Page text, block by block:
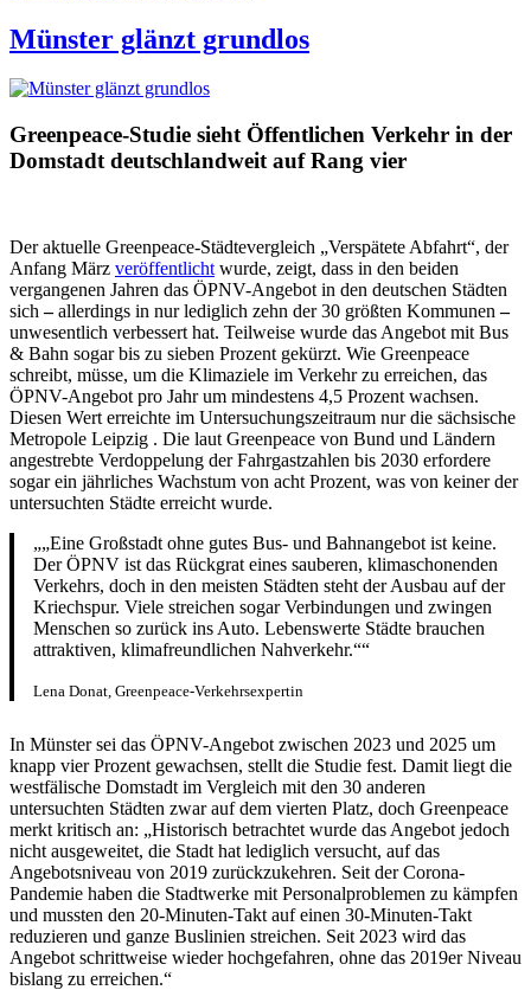
Münster glänzt grundlos
Greenpeace-Studie sieht Öffentlichen Verkehr in der
Domstadt deutschlandweit auf Rang vier
Der aktuelle Greenpeace-Städtevergleich „Verspätete Abfahrt“, der
Anfang März veröffentlicht wurde, zeigt, dass in den beiden
vergangenen Jahren das ÖPNV-Angebot in den deutschen Städten
sich–allerdings in nur lediglich zehn der 30 größten Kommunen–
unwesentlich verbessert hat. Teilweise wurde das Angebot mit Bus
& Bahn sogar bis zu sieben Prozent gekürzt. Wie Greenpeace
schreibt, müsse, um die Klimaziele im Verkehr zu erreichen, das
ÖPNV-Angebot pro Jahr um mindestens 4,5 Prozent wachsen.
Diesen Wert erreichte im Untersuchungszeitraum nur die sächsische
Metropole Leipzig . Die laut Greenpeace von Bund und Ländern
angestrebte Verdoppelung der Fahrgastzahlen bis 2030 erfordere
sogar ein jährliches Wachstum von acht Prozent, was von keiner der
untersuchten Städte erreicht wurde.
„Eine Großstadt ohne gutes Bus- und Bahnangebot ist keine.
Der ÖPNV ist das Rückgrat eines sauberen, klimaschonenden
Verkehrs, doch in den meisten Städten steht der Ausbau auf der
Kriechspur. Viele streichen sogar Verbindungen und zwingen
Menschen so zurück ins Auto. Lebenswerte Städte brauchen
attraktiven, klimafreundlichen Nahverkehr. “
Lena Donat, Greenpeace-Verkehrsexpertin
In Münster sei das ÖPNV-Angebot zwischen 2023 und 2025 um
knapp vier Prozent gewachsen, stellt die Studie fest. Damit liegt die
westfälische Domstadt im Vergleich mit den 30 anderen
untersuchten Städten zwar auf dem vierten Platz, doch Greenpeace
merkt kritisch an: „Historisch betrachtet wurde das Angebot jedoch
nicht ausgeweitet, die Stadt hat lediglich versucht, auf das
Angebotsniveau von 2019 zurückzukehren. Seit der Corona-
Pandemie haben die Stadtwerke mit Personalproblemen zu kämpfen
und mussten den 20-Minuten-Takt auf einen 30-Minuten-Takt
reduzieren und ganze Buslinien streichen. Seit 2023 wird das
Angebot schrittweise wieder hochgefahren, ohne das 2019er Niveau
bislang zu erreichen.“